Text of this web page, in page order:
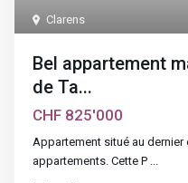
Clarens
Bel appartement
de Ta...
CHF 825'000
Appartement situé au dernier
appartements. Cette P ...